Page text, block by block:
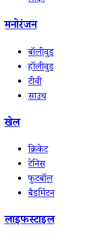
मनोरंजन
बॉलीवुड
हॉलीवुड
टीवी
साउथ
खेल
क्रिकेट
टेनिस
फुटबॉल
बैडमिंटन
लाइफस्टाइल